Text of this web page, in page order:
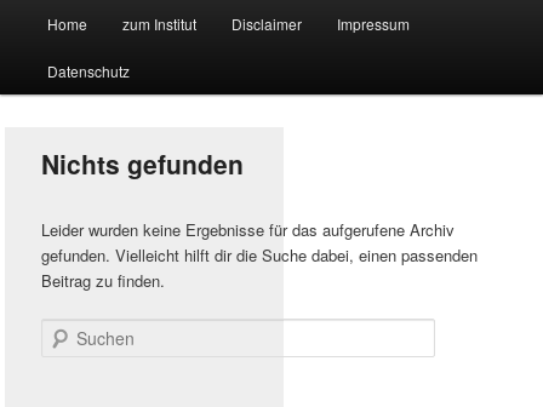
Suchmaschine Forschung und
Technologie
Zum
primären
springen
Zum
sekundären
springen
Home zum Institut Disclaimer Impressum
Datenschutz
Nichts gefunden
Leider wurden keine Ergebnisse für das aufgerufene Archiv
gefunden. Vielleicht hilft dir die Suche dabei, einen passenden
Beitrag zu finden.
Suchen